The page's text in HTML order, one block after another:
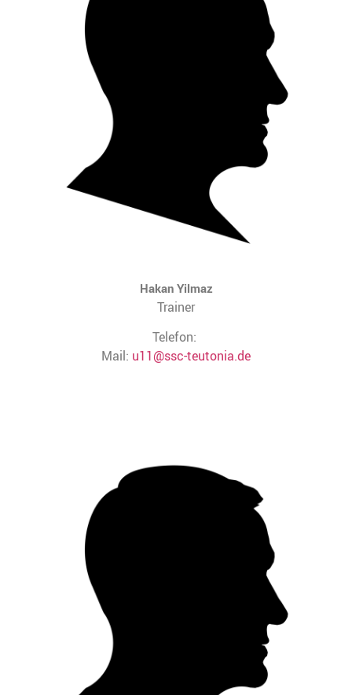
Hakan Yilmaz
Trainer
Telefon:
Mail: u11@ssc-teutonia.de